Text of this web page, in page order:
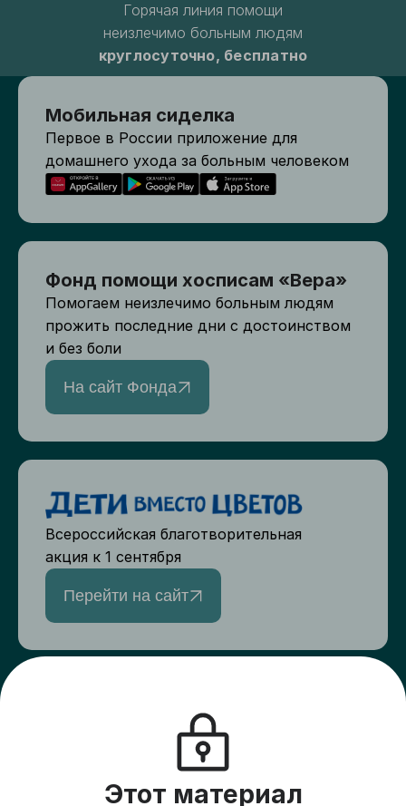
Этот материал
Горячая линия помощи
неизлечимо больным людям
круглосуточно, бесплатно
Мобильная сиделка
Первое в России приложение для
домашнего ухода за больным человеком
Фонд помощи хосписам «Вера»
Помогаем неизлечимо больным людям
прожить последние дни с достоинством
и без боли
На сайт Фонда
Всероссийская благотворительная
акция к 1 сентября
Перейти на сайт
Создайте сбор для друзей и подарите
пациентам хосписов жизнь на всю
оставшуюся жизнь